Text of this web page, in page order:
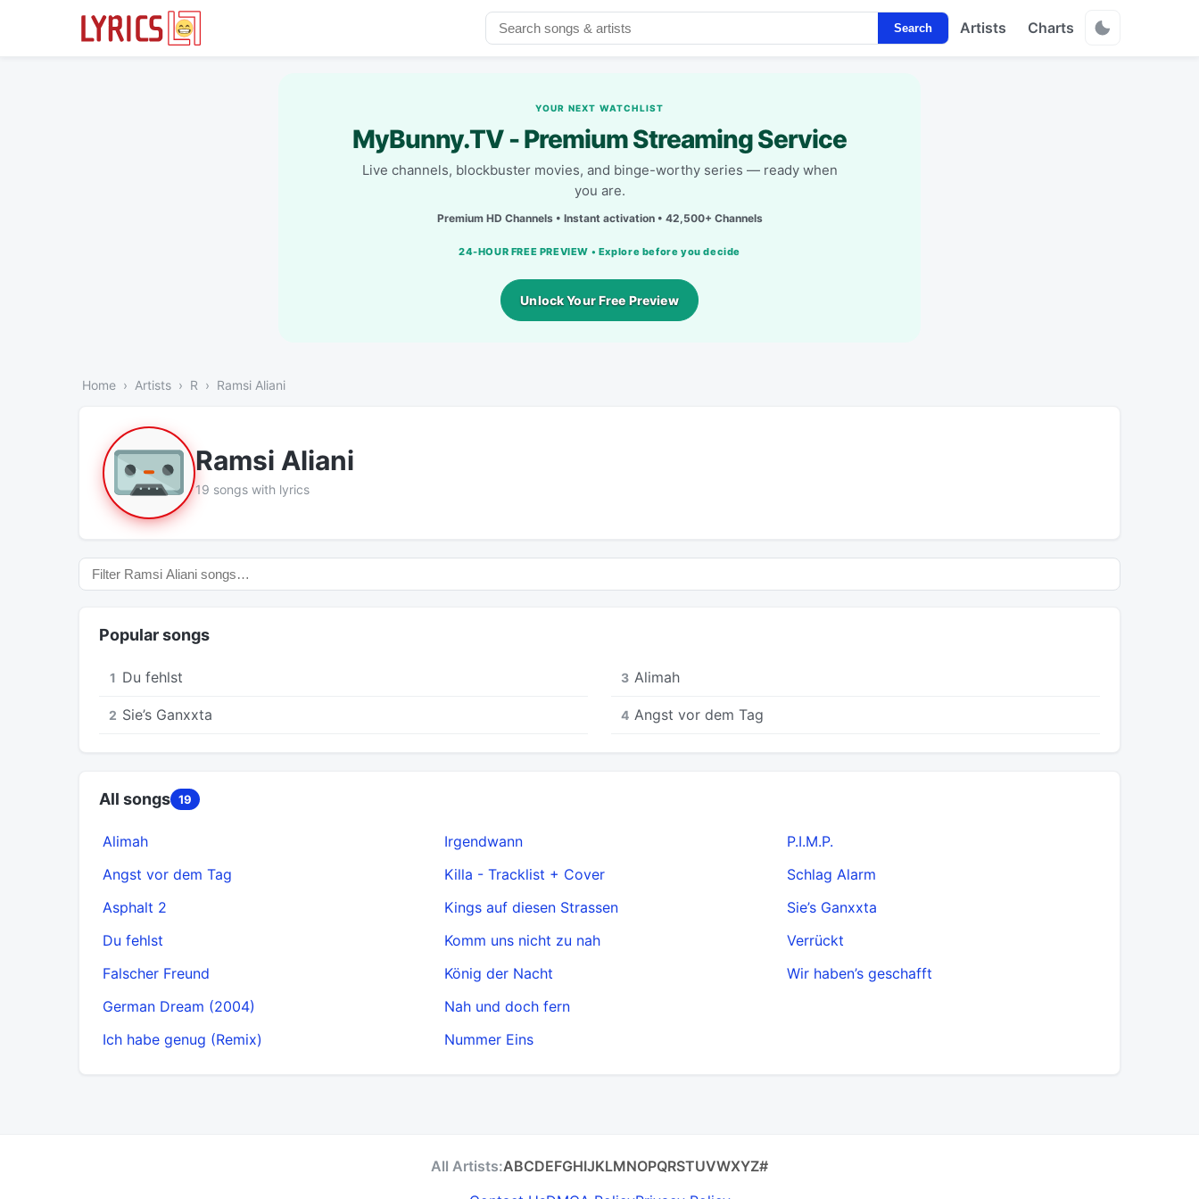
Search Artists Charts
YOUR NEXT WATCHLIST
MyBunny.TV - Premium Streaming Service
Live channels, blockbuster movies, and binge-worthy series — ready when
you are.
Premium HD Channels • Instant activation • 42,500+ Channels
24-HOUR FREE PREVIEW • Explore before you decide
Unlock Your Free Preview
Home Artists R Ramsi Aliani
Ramsi Aliani
19 songs with lyrics
Popular songs
1 Du fehlst
2 Sie’s Ganxxta
3 Alimah
4 Angst vor dem Tag
All songs 19
Alimah
Angst vor dem Tag
Asphalt 2
Du fehlst
Falscher Freund
German Dream (2004)
Ich habe genug (Remix)
Irgendwann
Killa - Tracklist + Cover
Kings auf diesen Strassen
Komm uns nicht zu nah
König der Nacht
Nah und doch fern
Nummer Eins
P.I.M.P.
Schlag Alarm
Sie’s Ganxxta
Verrückt
Wir haben’s geschafft
All Artists:ABCDEFGHIJKLMNOPQRSTUVWXYZ#